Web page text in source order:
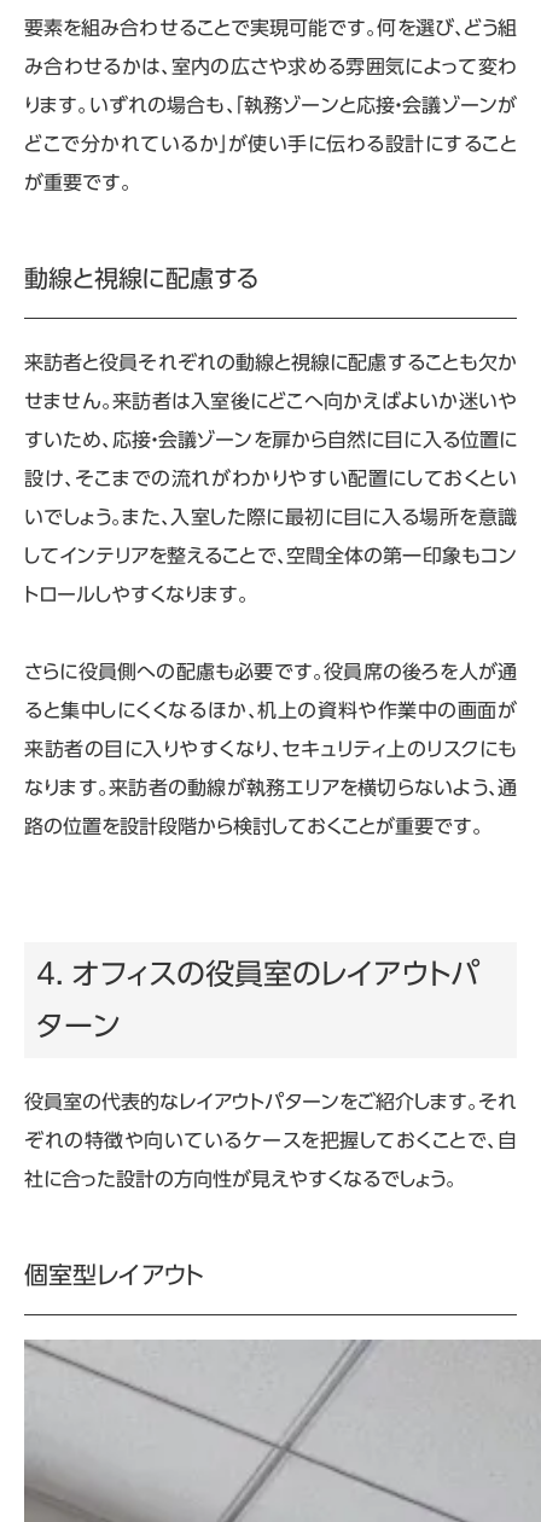
要素を組み合わせることで実現可能です。何を選び、どう組
み合わせるかは、室内の広さや求める雰囲気によって変わ
ります。いずれの場合も、「執務ゾーンと応接・会議ゾーンが
どこで分かれているか」が使い手に伝わる設計にすること
が重要です。
動線と視線に配慮する
来訪者と役員それぞれの動線と視線に配慮することも欠か
せません。来訪者は入室後にどこへ向かえばよいか迷いや
すいため、応接・会議ゾーンを扉から自然に目に入る位置に
設け、そこまでの流れがわかりやすい配置にしておくとい
いでしょう。また、入室した際に最初に目に入る場所を意識
してインテリアを整えることで、空間全体の第一印象もコン
トロールしやすくなります。
さらに役員側への配慮も必要です。役員席の後ろを人が通
ると集中しにくくなるほか、机上の資料や作業中の画面が
来訪者の目に入りやすくなり、セキュリティ上のリスクにも
なります。来訪者の動線が執務エリアを横切らないよう、通
路の位置を設計段階から検討しておくことが重要です。
4. オフィスの役員室のレイアウトパ
ターン
役員室の代表的なレイアウトパターンをご紹介します。それ
ぞれの特徴や向いているケースを把握しておくことで、自
社に合った設計の方向性が見えやすくなるでしょう。
個室型レイアウト